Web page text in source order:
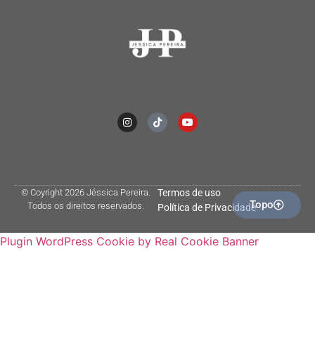
© Coyright 2026 Jéssica Pereira.
Todos os direitos reservados.
Termos de uso
Política de PrivacidadeTopo
Plugin WordPress Cookie by Real Cookie Banner